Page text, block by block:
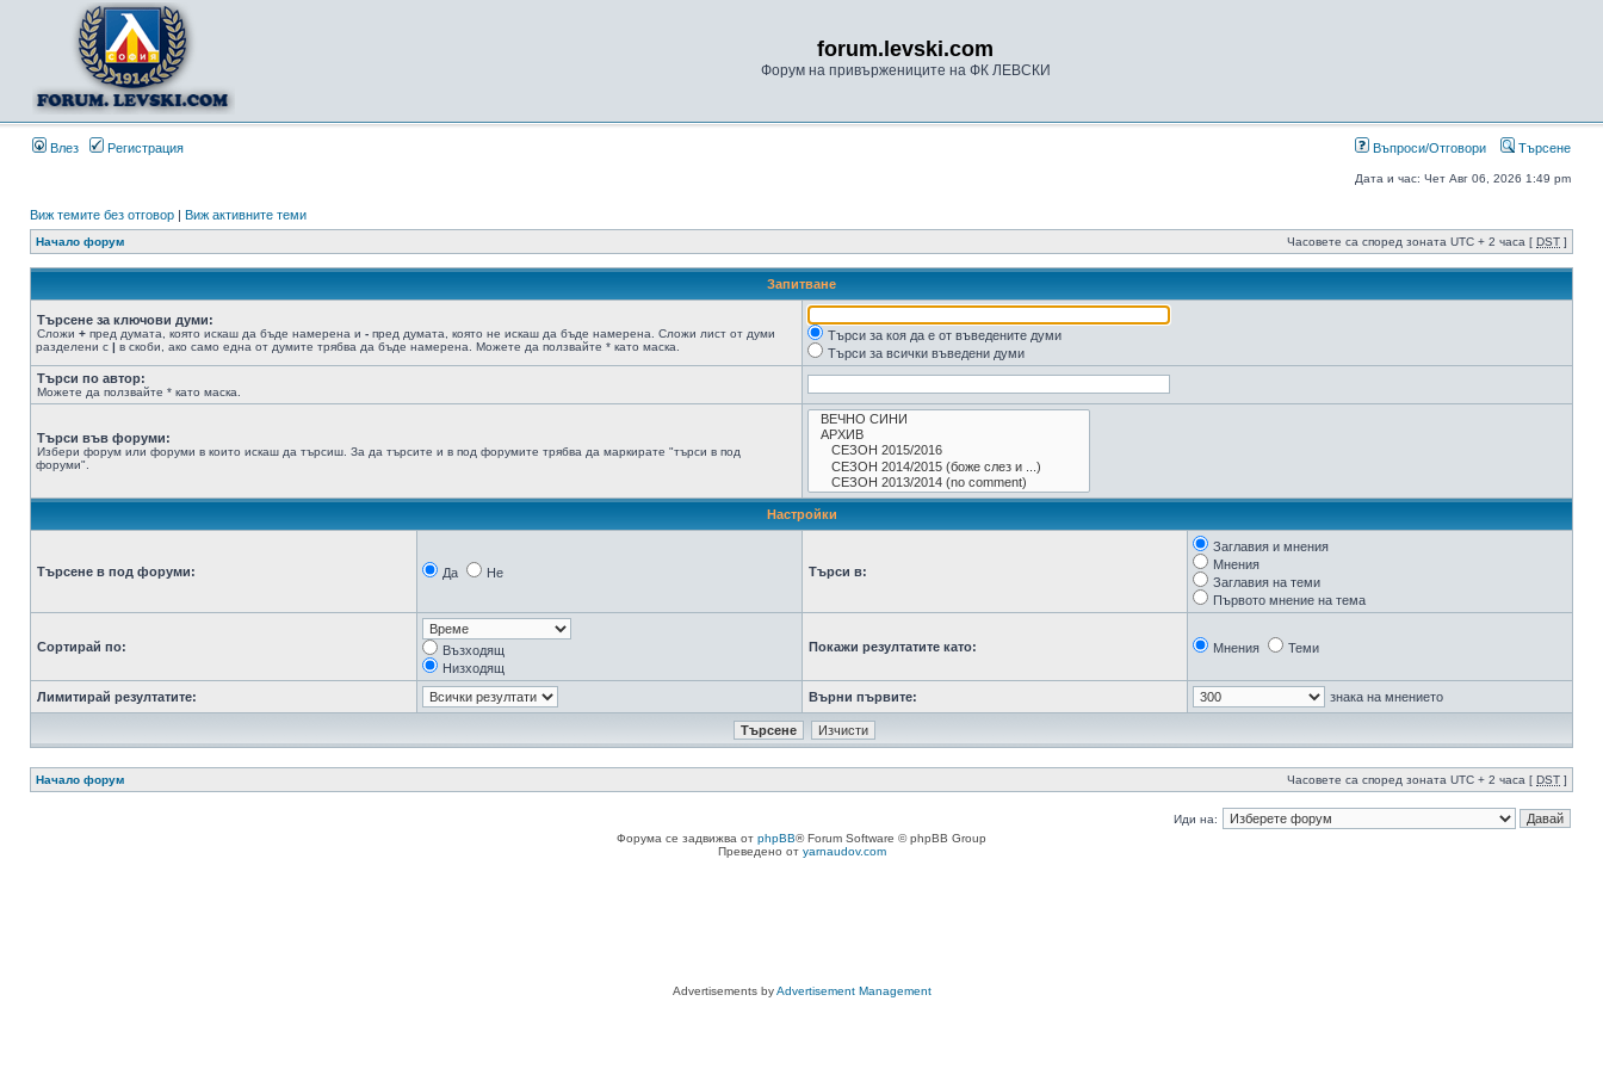
forum.levski.com
Форум на привържениците на ФК ЛЕВСКИ
Влез Регистрация Въпроси/Отговори Търсене
Дата и час: Чет Авг 06, 2026 1:49 pm
Виж темите без отговор | Виж активните теми
Начало форум Часовете са според зоната UTC + 2 часа [ DST ]
Запитване
Търсене за ключови думи:
Сложи + пред думата, която искаш да бъде намерена и - пред думата, която не искаш да бъде намерена. Сложи лист от думи
разделени с | в скоби, ако само една от думите трябва да бъде намерена. Можете да ползвайте * като маска.
Търси за коя да е от въведените думи
Търси за всички въведени думи
Търси по автор:
Можете да ползвайте * като маска.
Търси във форуми:
Избери форум или форуми в които искаш да търсиш. За да търсите и в под форумите трябва да маркирате "търси в под
форуми".
Настройки
Търсене в под форуми: Да Не Търси в:
Заглавия и мнения
Мнения
Заглавия на теми
Първото мнение на тема
Сортирай по:
Възходящ
Низходящ
Покажи резултатите като: Мнения Теми
Лимитирай резултатите: Върни първите: знака на мнението
Начало форум Часовете са според зоната UTC + 2 часа [ DST ]
Иди на:
Форума се задвижва от phpBB® Forum Software © phpBB Group
Преведено от yarnaudov.com
Advertisements byAdvertisement Management